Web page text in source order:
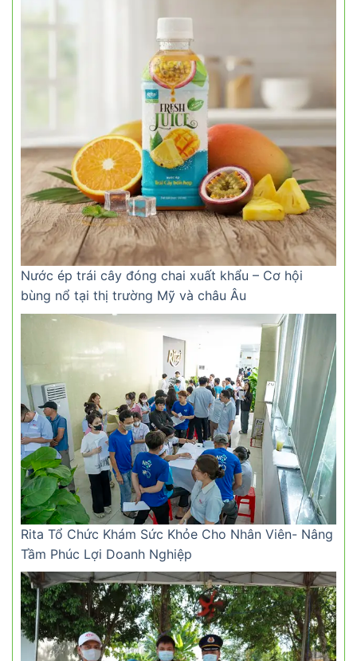
Nước ép trái cây đóng chai xuất khẩu – Cơ hội
bùng nổ tại thị trường Mỹ và châu Âu
Rita Tổ Chức Khám Sức Khỏe Cho Nhân Viên- Nâng
Tầm Phúc Lợi Doanh Nghiệp